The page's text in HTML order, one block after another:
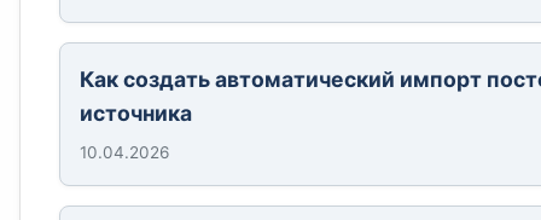
Как создать автоматический импорт
источника
10.04.2026